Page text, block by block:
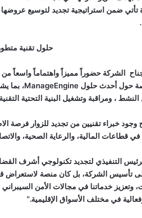
تأتي ضمن استراتيجية تجديد لتوسيع
حلول تقنية
الشركة حضوراً مميزاً واهتماماً واسعاً
حول أحدث حلول ManageEngine، بما
النشط ، ومراقبة وتشغيل البنية التحتية
وجود خبراء تقنيين من تجديد للزوار فرصة
قطاعات المالية، والرعاية الصحية،
التنفيذي لتجديد تكنولوجي أشرف
تأسيس الشركة، بل كان منصة لاستعراض
وتعزيز خدماتنا في مجالات الأمن
في مختلف الأسواق الإقليمية.”